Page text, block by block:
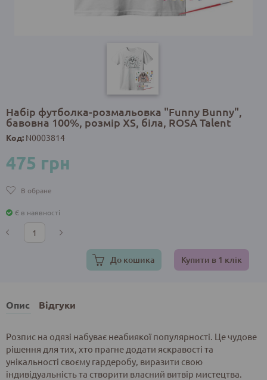
Набір футболка-розмальовка "Funny Вunny",
бавовна 100%, розмір XS, біла, ROSA Talent
Код: N0003814
475 грн
В обране
Є в наявності
До кошика Купити в 1 клік
Опис Відгуки
Розпис на одязі набуває неабиякої популярності. Це чудове
рішення для тих, хто прагне додати яскравості та
унікальності своєму гардеробу, виразити свою
індивідуальність та створити власний витвір мистецтва.